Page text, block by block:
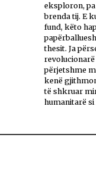
eksploron,
brenda tij. E
fund, këto
thesit. Ja
përjetshme
kenë
të shkruar
humanitarë